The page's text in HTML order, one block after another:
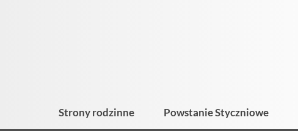
Strony rodzinne Powstanie Styczniowe